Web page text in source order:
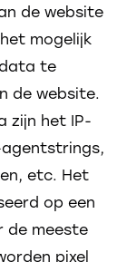
de website
mogelijk
te
de website.
zijn het IP-
etc. Het
op een
de meeste
pixel